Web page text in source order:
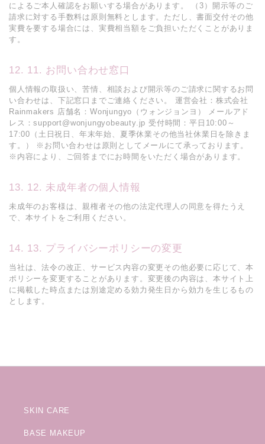
によるご本人確認をお願いする場合があります。 （3）開示等のご
請求に対する手数料は原則無料とします。ただし、書面交付その他
実費を要する場合には、実費相当額をご負担いただくことがありま
す。
11. お問い合わせ窓口
個人情報の取扱い、苦情、相談および開示等のご請求に関するお問
い合わせは、下記窓口までご連絡ください。 運営会社：株式会社
Rainmakers 店舗名：Wonjungyo（ウォンジョンヨ） メールアド
レス：support@wonjungyobeauty.jp 受付時間：平日10:00～
17:00（土日祝日、年末年始、夏季休業その他当社休業日を除きま
す。） ※お問い合わせは原則としてメールにて承っております。
※内容により、ご回答までにお時間をいただく場合があります。
12. 未成年者の個人情報
未成年のお客様は、親権者その他の法定代理人の同意を得たうえ
で、本サイトをご利用ください。
13. プライバシーポリシーの変更
当社は、法令の改正、サービス内容の変更その他必要に応じて、本
ポリシーを変更することがあります。変更後の内容は、本サイト上
に掲載した時点または別途定める効力発生日から効力を生じるもの
とします。
SKIN CARE
BASE MAKEUP